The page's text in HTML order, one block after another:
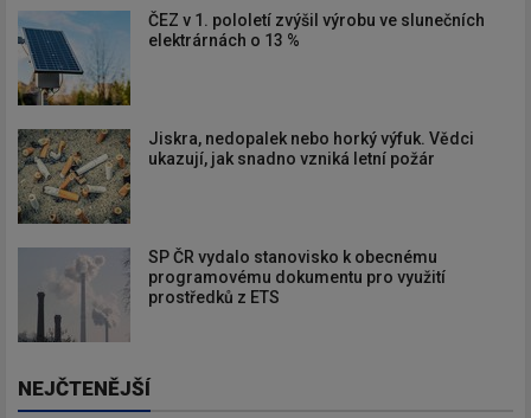
ČEZ v 1. pololetí zvýšil výrobu ve slunečních
elektrárnách o 13 %
Jiskra, nedopalek nebo horký výfuk. Vědci
ukazují, jak snadno vzniká letní požár
SP ČR vydalo stanovisko k obecnému
programovému dokumentu pro využití
prostředků z ETS
NEJČTENĚJŠÍ